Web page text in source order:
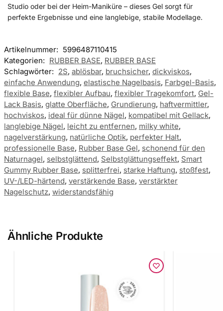
Studio oder bei der Heim-Maniküre – dieses Gel sorgt für
perfekte Ergebnisse und eine langlebige, stabile Modellage.
Artikelnummer: 5996487110415
Kategorien: RUBBER BASE, RUBBER BASE
Schlagwörter: 2S, ablösbar, bruchsicher, dickviskos,
einfache Anwendung, elastische Nagelbasis, Farbgel-Basis,
flexible Base, flexibler Aufbau, flexibler Tragekomfort, Gel-
Lack Basis, glatte Oberfläche, Grundierung, haftvermittler,
hochviskos, ideal für dünne Nägel, kompatibel mit Gellack,
langlebige Nägel, leicht zu entfernen, milky white,
nagelverstärkung, natürliche Optik, perfekter Halt,
professionelle Base, Rubber Base Gel, schonend für den
Naturnagel, selbstglättend, Selbstglättungseffekt, Smart
Gummy Rubber Base, splitterfrei, starke Haftung, stoßfest,
UV-/LED-härtend, verstärkende Base, verstärkter
Nagelschutz, widerstandsfähig
Ähnliche Produkte